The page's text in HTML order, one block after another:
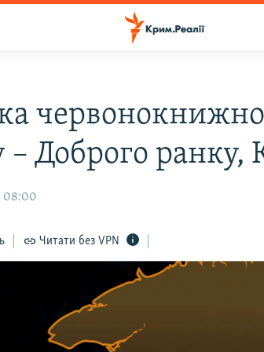
Доброго ранку,
08:00
Читати без VPN